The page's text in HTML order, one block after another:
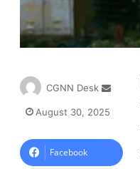
CGNN Desk
n
August 30, 2025
Facebook